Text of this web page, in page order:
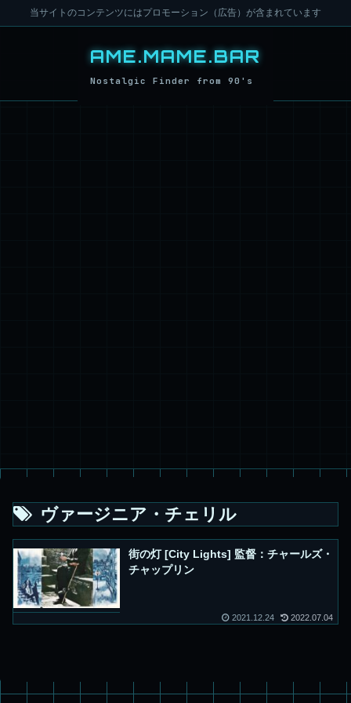
当サイトのコンテンツにはプロモーション（広告）が含まれています
ヴァージニア・チェリル
街の灯 [City Lights] 監督：チャールズ・
チャップリン
2021.12.24 2022.07.04